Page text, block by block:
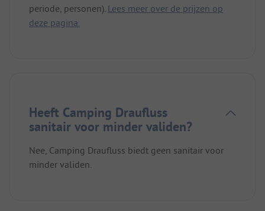
periode, personen). Lees meer over de prijzen op
deze pagina.
Heeft Camping Draufluss
sanitair voor minder validen?
Nee, Camping Draufluss biedt geen sanitair voor
minder validen.